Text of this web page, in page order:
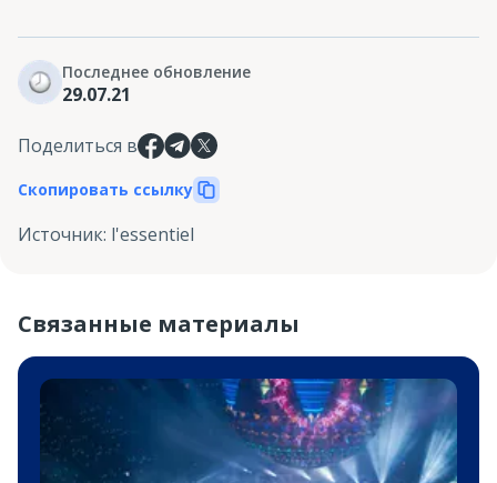
Последнее обновление
29.07.21
Поделиться в
Скопировать ссылку
Источник: l'essentiel
Связанные материалы